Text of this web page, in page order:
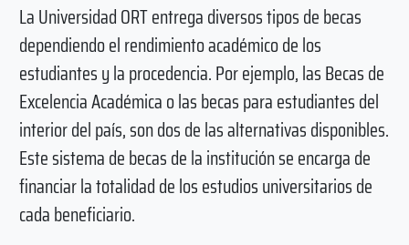
La Universidad ORT entrega diversos tipos de becas
dependiendo el rendimiento académico de los
estudiantes y la procedencia. Por ejemplo, las Becas de
Excelencia Académica o las becas para estudiantes del
interior del país, son dos de las alternativas disponibles.
Este sistema de becas de la institución se encarga de
financiar la totalidad de los estudios universitarios de
cada beneficiario.